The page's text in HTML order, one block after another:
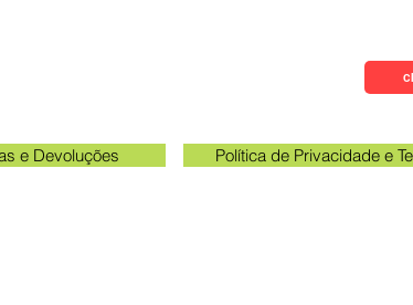
e Devoluções Política de Privacidade e